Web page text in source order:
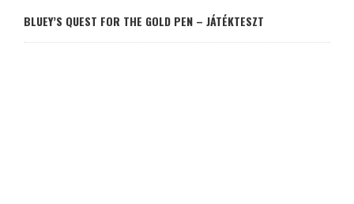
BLUEY’S QUEST FOR THE GOLD PEN – JÁTÉKTESZT